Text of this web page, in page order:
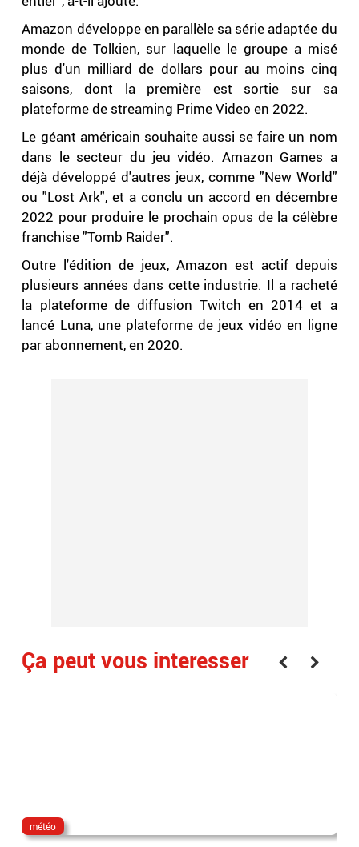
Amazon développe en parallèle sa série adaptée du
monde de Tolkien, sur laquelle le groupe a misé
plus d'un milliard de dollars pour au moins cinq
saisons, dont la première est sortie sur sa
plateforme de streaming Prime Video en 2022.
Le géant américain souhaite aussi se faire un nom
dans le secteur du jeu vidéo. Amazon Games a
déjà développé d'autres jeux, comme "New World"
ou "Lost Ark", et a conclu un accord en décembre
2022 pour produire le prochain opus de la célèbre
franchise "Tomb Raider".
Outre l'édition de jeux, Amazon est actif depuis
plusieurs années dans cette industrie. Il a racheté
la plateforme de diffusion Twitch en 2014 et a
lancé Luna, une plateforme de jeux vidéo en ligne
par abonnement, en 2020.
Ça peut vous interesser
météo